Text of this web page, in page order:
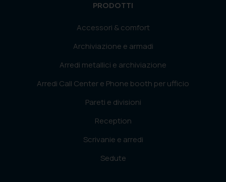
PRODOTTI
Accessori & comfort
Archiviazione e armadi
Arredi metallici e archiviazione
Arredi Call Center e Phone booth per ufficio
Pareti e divisioni
Reception
Scrivanie e arredi
Sedute